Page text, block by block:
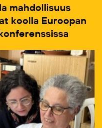
mahdollisuus
koolla Euroopan